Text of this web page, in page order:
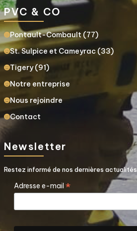
PVC & CO
Pontault-Combault (77)
St. Sulpice et Cameyrac (33)
Tigery (91)
Notre entreprise
Nous rejoindre
Contact
Newsletter
Restez informé de nos dernières actualités
Adresse e-mail *